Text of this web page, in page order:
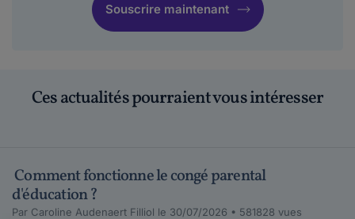
Bonjour,J'ai prevenu mon employeur que je
souhaite bénéficier du congé parental d'éduc...
brontux.
Lire plus
Souscrire maintenant
Ces actualités pourraient vous intéresser
Comment fonctionne le congé parental
d'éducation ?
Par Caroline Audenaert Filliol le 30/07/2026 • 581828 vues